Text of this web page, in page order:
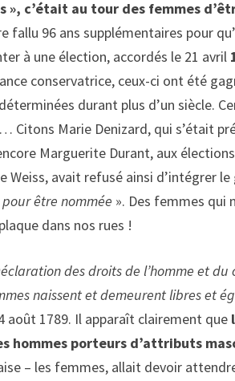
», c’était au tour des femmes
fallu 96 ans supplémentaires pour
à une élection, accordés le 21 avril
conservatrice, ceux-ci ont été
durant plus d’un siècle.
Citons Marie Denizard, qui s’était
Marguerite Durant, aux
Weiss, avait refusé ainsi d’intégrer
être nommée ». Des femmes qui
dans nos rues !
des droits de l’homme et du
naissent et demeurent libres et
août 1789. Il apparaît clairement que
hommes porteurs d’attributs
– les femmes, allait devoir